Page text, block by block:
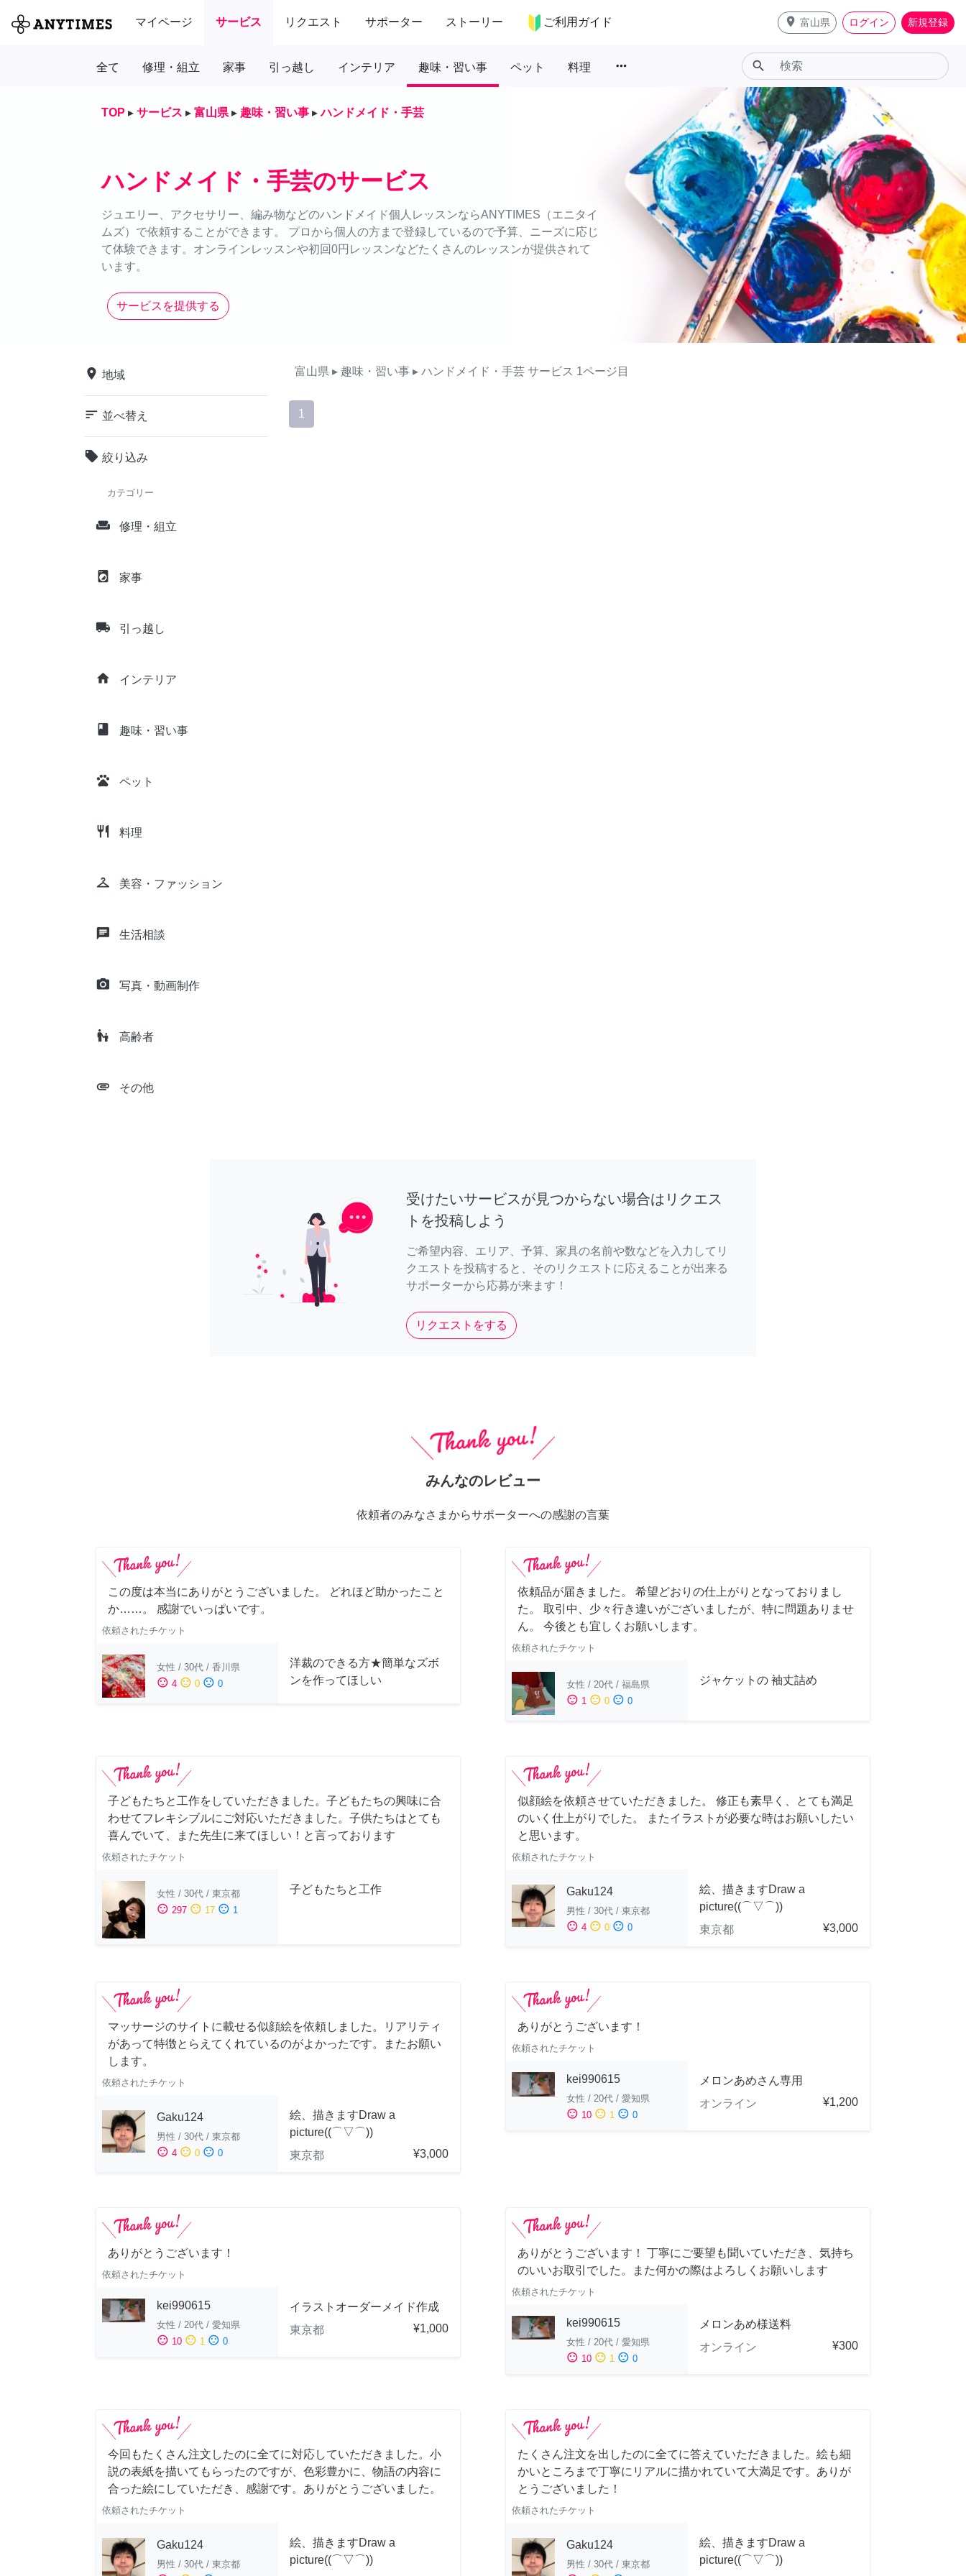
マイページ サービス リクエスト サポーター ストーリー ご利用ガイド place 富山県 ログイン 新規登録
全て 修理・組立 家事 引っ越し インテリア 趣味・習い事 ペット 料理 more_horiz search
TOP ▸ サービス ▸ 富山県 ▸ 趣味・習い事 ▸ ハンドメイド・手芸
ハンドメイド・手芸のサービス
ジュエリー、アクセサリー、編み物などのハンドメイド個人レッスンならANYTIMES（エニタイ
ムズ）で依頼することができます。 プロから個人の方まで登録しているので予算、ニーズに応じ
て体験できます。オンラインレッスンや初回0円レッスンなどたくさんのレッスンが提供されて
います。
サービスを提供する
place 地域
sort 並べ替え
local_offer 絞り込み
カテゴリー
weekend 修理・組立
local_laundry_service 家事
local_shipping 引っ越し
home インテリア
class 趣味・習い事
pets ペット
restaurant 料理
checkroom 美容・ファッション
chat 生活相談
camera_alt 写真・動画制作
escalator_warning 高齢者
attachment その他
富山県 ▸ 趣味・習い事 ▸ ハンドメイド・手芸 サービス 1ページ目
1
受けたいサービスが見つからない場合はリクエス
トを投稿しよう
ご希望内容、エリア、予算、家具の名前や数などを入力してリ
クエストを投稿すると、そのリクエストに応えることが出来る
サポーターから応募が来ます！
リクエストをする
みんなのレビュー
依頼者のみなさまからサポーターへの感謝の言葉
この度は本当にありがとうございました。 どれほど助かったこと
か……。 感謝でいっぱいです。
依頼されたチケット
女性 / 30代 / 香川県
sentiment_satisfied 4 sentiment_neutral 0 sentiment_dissatisfied 0
洋裁のできる方★簡単なズボ
ンを作ってほしい
依頼品が届きました。 希望どおりの仕上がりとなっておりまし
た。 取引中、少々行き違いがございましたが、特に問題ありませ
ん。 今後とも宜しくお願いします。
依頼されたチケット
女性 / 20代 / 福島県
sentiment_satisfied 1 sentiment_neutral 0 sentiment_dissatisfied 0
ジャケットの 袖丈詰め
子どもたちと工作をしていただきました。子どもたちの興味に合
わせてフレキシブルにご対応いただきました。子供たちはとても
喜んでいて、また先生に来てほしい！と言っております
依頼されたチケット
女性 / 30代 / 東京都
sentiment_satisfied 297 sentiment_neutral 17 sentiment_dissatisfied 1
子どもたちと工作
似顔絵を依頼させていただきました。 修正も素早く、とても満足
のいく仕上がりでした。 またイラストが必要な時はお願いしたい
と思います。
依頼されたチケット
Gaku124
男性 / 30代 / 東京都
sentiment_satisfied 4 sentiment_neutral 0 sentiment_dissatisfied 0
絵、描きますDraw a
picture((⌒▽⌒))
東京都
¥3,000
マッサージのサイトに載せる似顔絵を依頼しました。リアリティ
があって特徴とらえてくれているのがよかったです。またお願い
します。
依頼されたチケット
Gaku124
男性 / 30代 / 東京都
sentiment_satisfied 4 sentiment_neutral 0 sentiment_dissatisfied 0
絵、描きますDraw a
picture((⌒▽⌒))
東京都
¥3,000
ありがとうございます！
依頼されたチケット
kei990615
女性 / 20代 / 愛知県
sentiment_satisfied 10 sentiment_neutral 1 sentiment_dissatisfied 0
メロンあめさん専用
オンライン
¥1,200
ありがとうございます！
依頼されたチケット
kei990615
女性 / 20代 / 愛知県
sentiment_satisfied 10 sentiment_neutral 1 sentiment_dissatisfied 0
イラストオーダーメイド作成
東京都
¥1,000
ありがとうございます！ 丁寧にご要望も聞いていただき、気持ち
のいいお取引でした。また何かの際はよろしくお願いします
依頼されたチケット
kei990615
女性 / 20代 / 愛知県
sentiment_satisfied 10 sentiment_neutral 1 sentiment_dissatisfied 0
メロンあめ様送料
オンライン
¥300
今回もたくさん注文したのに全てに対応していただきました。小
説の表紙を描いてもらったのですが、色彩豊かに、物語の内容に
合った絵にしていただき、感謝です。ありがとうございました。
依頼されたチケット
Gaku124
男性 / 30代 / 東京都
絵、描きますDraw a
picture((⌒▽⌒))
たくさん注文を出したのに全てに答えていただきました。絵も細
かいところまで丁寧にリアルに描かれていて大満足です。ありが
とうございました！
依頼されたチケット
Gaku124
男性 / 30代 / 東京都
絵、描きますDraw a
picture((⌒▽⌒))